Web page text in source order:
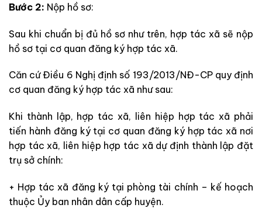
Bước 2: Nộp hồ sơ:
Sau khi chuẩn bị đủ hồ sơ như trên, hợp tác xã sẽ nộp
hồ sơ tại cơ quan đăng ký hợp tác xã.
Căn cứ Điều 6 Nghị định số 193/2013/NĐ-CP quy định
cơ quan đăng ký hợp tác xã như sau:
Khi thành lập, hợp tác xã, liên hiệp hợp tác xã phải
tiến hành đăng ký tại cơ quan đăng ký hợp tác xã nơi
hợp tác xã, liên hiệp hợp tác xã dự định thành lập đặt
trụ sở chính:
+ Hợp tác xã đăng ký tại phòng tài chính – kế hoạch
thuộc Ủy ban nhân dân cấp huyện.